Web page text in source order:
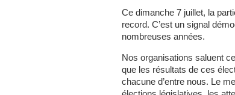
Ce dimanche 7 juillet, la
record. C’est un signal
nombreuses années.
Nos organisations saluent
que les résultats de ces
chacune d’entre nous. Le